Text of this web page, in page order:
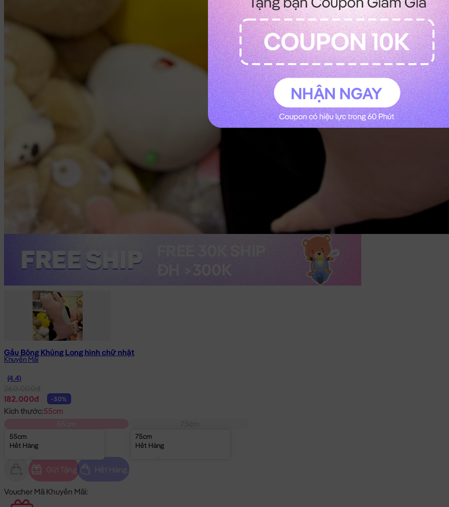
Gấu Bông Khủng Long hình chữ nhật
Khuyến Mãi
(4.4)
182.000đ
-30%
Kích thước:55cm
55cm
Hết Hàng
75cm
Hết Hàng
Gửi Tặng Hết Hàng
Voucher Mã Khuyến Mãi: